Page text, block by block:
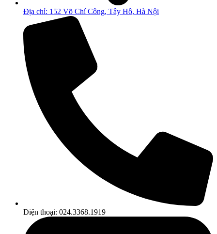
Địa chỉ: 152 Võ Chí Công, Tây Hồ, Hà Nội
Điện thoại: 024.3368.1919